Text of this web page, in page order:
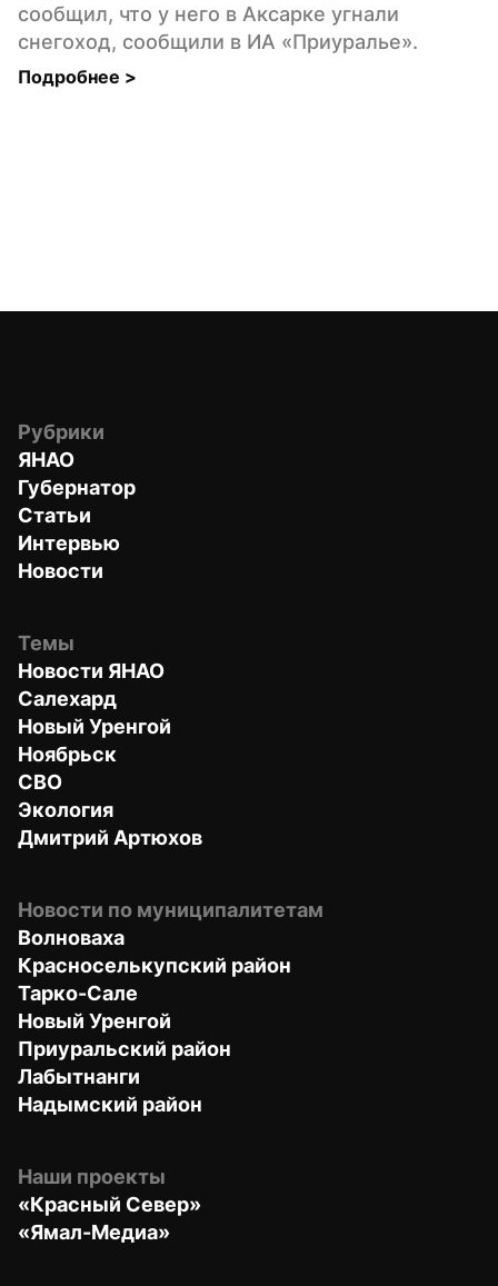
сообщил, что у него в Аксарке угнали
снегоход, сообщили в ИА «Приуралье».
Подробнее >
Рубрики
ЯНАО
Губернатор
Статьи
Интервью
Новости
Темы
Новости ЯНАО
Салехард
Новый Уренгой
Ноябрьск
СВО
Экология
Дмитрий Артюхов
Новости по муниципалитетам
Волноваха
Красноселькупский район
Тарко-Сале
Новый Уренгой
Приуральский район
Лабытнанги
Надымский район
Наши проекты
«Красный Север»
«Ямал-Медиа»